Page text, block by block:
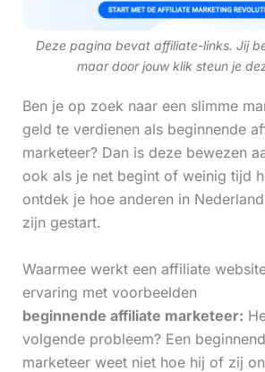
Deze pagina bevat affiliate-links. Jij
maar door jouw klik steun je
Ben je op zoek naar een slimme
geld te verdienen als beginnende
marketeer? Dan is deze bewezen
ook als je net begint of weinig tijd
ontdek je hoe anderen in
zijn gestart.
Waarmee werkt een affiliate
ervaring met voorbeelden
beginnende affiliate marketeer:
volgende probleem? Een
marketeer weet niet hoe hij of zij